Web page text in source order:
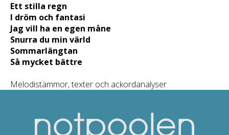
Ett stilla regn
I dröm och fantasi
Jag vill ha en egen måne
Snurra du min värld
Sommarlängtan
Så mycket bättre
Melodistämmor, texter och ackordanalyser